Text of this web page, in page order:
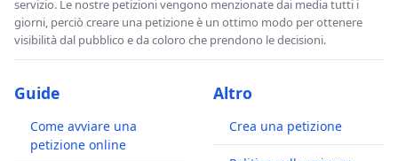
servizio. Le nostre petizioni vengono menzionate dai media tutti i
giorni, perciò creare una petizione è un ottimo modo per ottenere
visibilità dal pubblico e da coloro che prendono le decisioni.
Guide
Come avviare una
petizione online
Altro
Crea una petizione